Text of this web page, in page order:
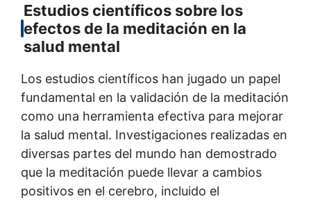
Estudios científicos sobre los
efectos de la meditación en la
salud mental
Los estudios científicos han jugado un papel
fundamental en la validación de la meditación
como una herramienta efectiva para mejorar
la salud mental. Investigaciones realizadas en
diversas partes del mundo han demostrado
que la meditación puede llevar a cambios
positivos en el cerebro, incluido el